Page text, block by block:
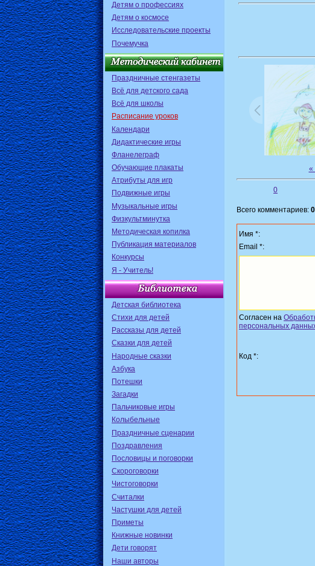
Детям о профессиях
Детям о космосе
Исследовательские проекты
Почемучка
Праздничные стенгазеты
Всё для детского сада
Всё для школы
Расписание уроков
Календари
Дидактические игры
Фланелеграф
Обучающие плакаты
Атрибуты для игр
Подвижные игры
Музыкальные игры
Физкультминутка
Методическая копилка
Публикация материалов
Конкурсы
Я - Учитель!
Детская библиотека
Стихи для детей
Рассказы для детей
Сказки для детей
Народные сказки
Азбука
Потешки
Загадки
Пальчиковые игры
Колыбельные
Праздничные сценарии
Поздравления
Пословицы и поговорки
Скороговорки
Чистоговорки
Считалки
Частушки для детей
Приметы
Книжные новинки
Дети говорят
Наши авторы
«
0
Всего комментариев: 0
Имя *:
Email *:
Согласен на
персональных
Код *: